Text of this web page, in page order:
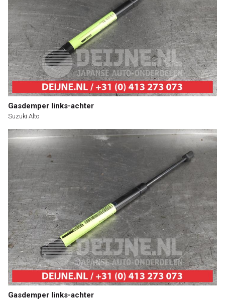
Gasdemper links-achter
Suzuki Alto
Gasdemper links-achter